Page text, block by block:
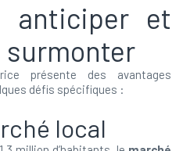
anticiper et
surmonter
présente des avantages
défis spécifiques :
local